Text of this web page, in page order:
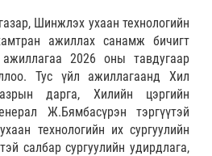
Шинжлэх ухаан технологийн
ажиллах санамж бичигт
2026 оны тавдугаар
Тус үйл ажиллагаанд Хил
дарга, Хилийн цэргийн
Ж.Бямбасүрэн тэргүүтэй
технологийн их сургуулийн
салбар сургуулийн удирдлага,